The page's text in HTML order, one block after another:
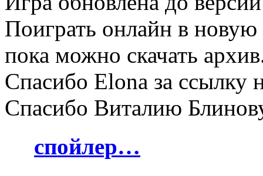
Поиграть онлайн в
пока можно скачать
Спасибо Elona за ссылку
Спасибо Виталию
спойлер…